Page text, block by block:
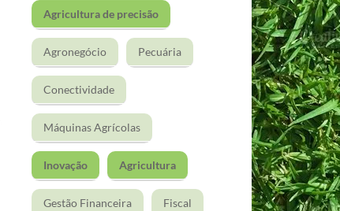
Agricultura de precisão
Agronegócio Pecuária
Conectividade
Máquinas Agrícolas
Inovação Agricultura
Gestão Financeira Fiscal